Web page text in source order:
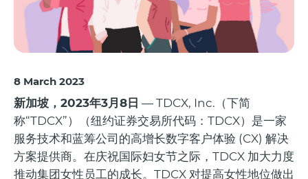
8 March 2023
新加坡，2023年3月8日 — TDCX, Inc.（下简
称“TDCX”）（纽约证券交易所代码：TDCX）是一家
服务技术和蓝筹公司的高增长数字客户体验 (CX) 解决
方案提供商。在庆祝国际妇女节之际，TDCX 加大力度
推动集团女性员工的成长。TDCX 对提高女性地位做出